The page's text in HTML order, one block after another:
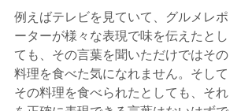
例えばテレビを見ていて、グルメレポ
ーターが様々な表現で味を伝えたとし
ても、その言葉を聞いただけではその
料理を食べた気になれません。そして
その料理を食べられたとしても、それ